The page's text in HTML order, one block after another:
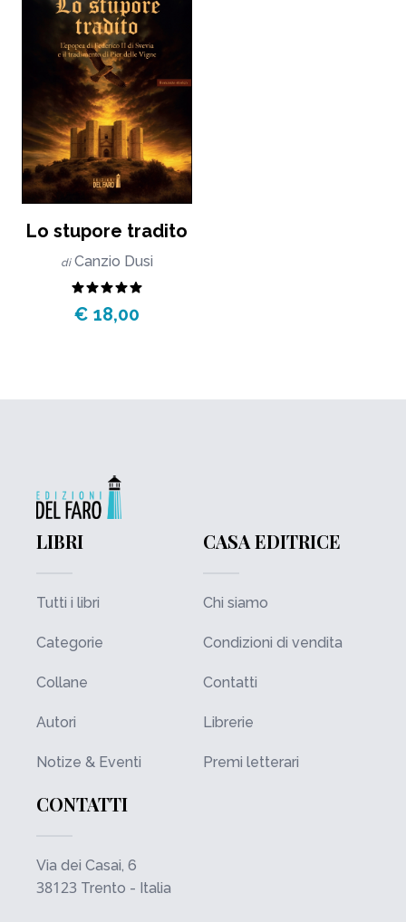
Lo stupore tradito
di Canzio Dusi
€ 18,00
LIBRI
Tutti i libri
Categorie
Collane
Autori
Notize & Eventi
CASA EDITRICE
Chi siamo
Condizioni di vendita
Contatti
Librerie
Premi letterari
CONTATTI
Via dei Casai, 6
38123 Trento - Italia